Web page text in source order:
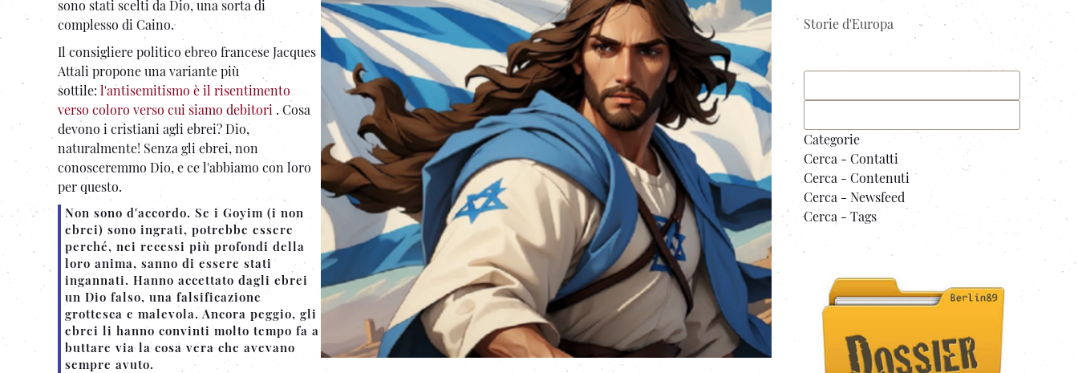
sono stati scelti da Dio, una sorta di
complesso di Caino.
Il consigliere politico ebreo francese Jacques
Attali propone una variante più
sottile:l'antisemitismo è il risentimento
verso coloro verso cui siamo debitori . Cosa
devono i cristiani agli ebrei? Dio,
naturalmente! Senza gli ebrei, non
conosceremmo Dio, e ce l'abbiamo con loro
per questo.
Non sono d'accordo. Se i Goyim (i non
ebrei) sono ingrati, potrebbe essere
perché, nei recessi più profondi della
loro anima, sanno di essere stati
ingannati. Hanno accettato dagli ebrei
un Dio falso, una falsificazione
grottesca e malevola. Ancora peggio, gli
ebrei li hanno convinti molto tempo fa a
buttare via la cosa vera che avevano
sempre avuto.
Storie d'Europa
Categorie
Cerca - Contatti
Cerca - Contenuti
Cerca - Newsfeed
Cerca - Tags